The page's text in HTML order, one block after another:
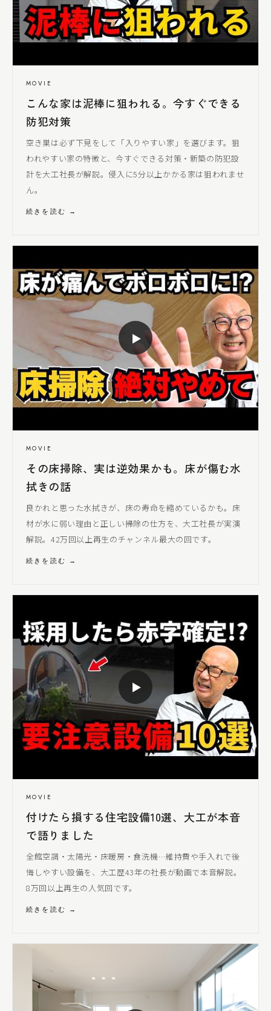
MOVIE
こんな家は泥棒に狙われる。今すぐできる
防犯対策
空き巣は必ず下見をして「入りやすい家」を選びます。狙
われやすい家の特徴と、今すぐできる対策・新築の防犯設
計を大工社長が解説。侵入に5分以上かかる家は狙われませ
ん。
続きを読む →
▶
MOVIE
その床掃除、実は逆効果かも。床が傷む水
拭きの話
良かれと思った水拭きが、床の寿命を縮めているかも。床
材が水に弱い理由と正しい掃除の仕方を、 大工社長が実演
解説。42万回以上再生のチャンネル最大の回です。
続きを読む →
▶
MOVIE
付けたら損する住宅設備10選、大工が本音
で語りました
全館空調・太陽光・床暖房・食洗機…維持費や手入れで後
悔しやすい設備を、大工歴43年の社長が動画で本音解説。
8万回以上再生の人気回です。
続きを読む →